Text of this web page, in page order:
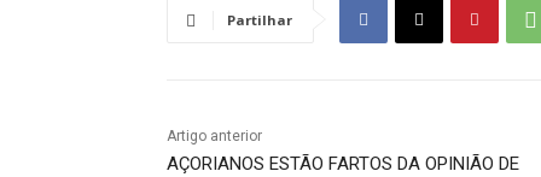
Partilhar
Artigo anterior
AÇORIANOS ESTÃO FARTOS DA OPINIÃO DE